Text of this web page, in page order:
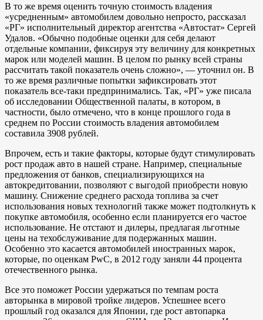
В то же время оценить точную стоимость владения
«усредненным» автомобилем довольно непросто, рассказал
«РГ» исполнительный директор агентства «Автостат» Сергей
Удалов. «Обычно подобные оценки для себя делают
отдельные компании, фиксируя эту величину для конкретных
марок или моделей машин. В целом по рынку всей страны
рассчитать такой показатель очень сложно», — уточнил он. В
то же время различные попытки зафиксировать этот
показатель все-таки предпринимались. Так, «РГ» уже писала
об исследовании Общественной палаты, в котором, в
частности, было отмечено, что в конце прошлого года в
среднем по России стоимость владения автомобилем
составила 3908 рублей.
Впрочем, есть и такие факторы, которые будут стимулировать
рост продаж авто в нашей стране. Например, специальные
предложения от банков, специализирующихся на
автокредитовании, позволяют с выгодой приобрести новую
машину. Снижение среднего расхода топлива за счет
использования новых технологий также может подтолкнуть к
покупке автомобиля, особенно если планируется его частое
использование. Не отстают и дилеры, предлагая льготные
цены на техобслуживание для подержанных машин.
Особенно это касается автомобилей иностранных марок,
которые, по оценкам PwC, в 2012 году заняли 44 процента
отечественного рынка.
Все это поможет России удержаться по темпам роста
авторынка в мировой тройке лидеров. Успешнее всего
прошлый год оказался для Японии, где рост автопарка